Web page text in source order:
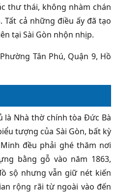
thư thái, không nhàm chán
Tất cả những điều ấy đã tạo
tại Sài Gòn nhộn nhịp.
Tân Phú, Quận 9, Hồ
là Nhà thờ chính tòa Đức Bà
tượng của Sài Gòn, bất kỳ
đều phải ghé thăm nơi
bằng gỗ vào năm 1863,
sộ nhưng vẫn giữ nét kiến
rộng rãi từ ngoài vào đến